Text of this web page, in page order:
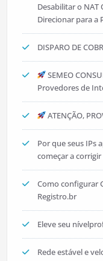
Desabilitar o NAT
Direcionar para a
DISPARO DE
SEMEO
Provedores de
ATENÇÃO,
Por que seus IPs
começar a corrigir
Como configurar
Registro.br
Eleve seu
Rede estável e